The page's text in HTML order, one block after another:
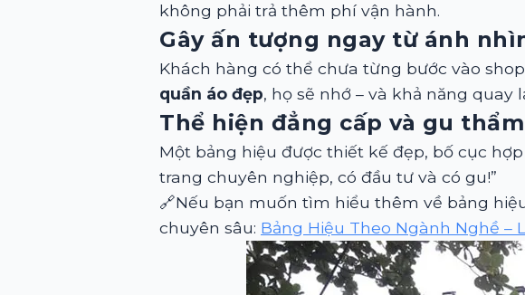
không phải trả thêm phí vận hành.
Gây ấn tượng ngay từ ánh
Khách hàng có thể chưa từng bước vào
quần áo đẹp, họ sẽ nhớ – và khả năng quay
Thể hiện đẳng cấp và gu
Một bảng hiệu được thiết kế đẹp, bố cục
trang chuyên nghiệp, có đầu tư và có gu!”
🔗Nếu bạn muốn tìm hiểu thêm về bảng
chuyên sâu: Bảng Hiệu Theo Ngành Nghề –